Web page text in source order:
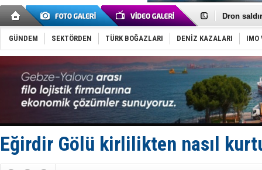
Dron
'REGAL 1'
Gemide 5
Yakıt
Rus
Tatil
Rusya,
Enejota
Denizcilik
Taksi
GÜNDEM SEKTÖRDEN TÜRK BOĞAZLARI DENİZ KAZALARI IMO
Eğirdir Gölü kirlilikten nasıl